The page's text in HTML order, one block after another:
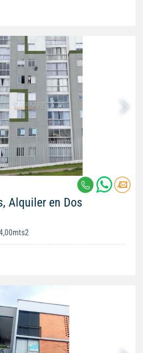
Alquiler en Dos